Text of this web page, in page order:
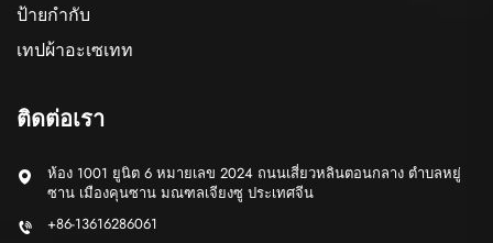
ป้ายกำกับ
เทปผ้าอะเซเทท
ติดต่อเรา
ห้อง 1001 ยูนิต 6 หมายเลข 2024 ถนนเสี่ยวหลินตอนกลาง ตำบลหยู่
ซาน เมืองคุนซาน มณฑลเจียงซู ประเทศจีน
+86-13616286061